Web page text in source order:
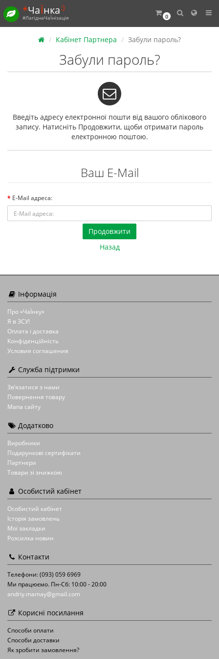
0
*ЧаЇнка:)
#ЛагіднаЧаЇнізація
Кабінет Партнера Забули пароль?
Забули пароль?
Введіть адресу електронної пошти від вашого облікового
запису. Натисніть Продовжити, щоби отримати пароль
електронною поштою.
Ваш E-Mail
E-Mail адреса:
Назад
Інформація
Про «ЧаЇнку»
Я в ЗСУ!
Оплата і доставка
Конфіденційність
Условия соглашения
Служба підтримки
Зв’язатися з нами
Повернення товару
Мапа сайту
Додатково
Виробники
Подарункові сертифікати
Партнери
Товари зі знижкою
Особистий кабінет
Особистий кабінет
Історія замовлень
Мої закладки
Розсилка новин
Контакти
Телефони: (093) 059 6969
Ми працюємо. Пн-Сб: 10:00 - 20:00
andriy.mamay@gmail.com
Корисні посилання
Способи оплати
Способи доставки
Як зробити замовлення?